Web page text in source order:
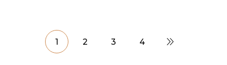
1 2 3 4